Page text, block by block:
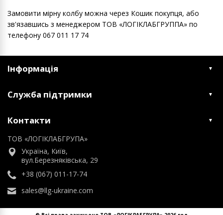
Замовити мірну колбу можна через Кошик покупця, або
зв'язавшись з менеджером ТОВ «ЛОГІКЛАБГРУППА» по
телефону 067 011 17 74
Інформація
Служба підтримки
Контакти
ТОВ «ЛОГІКЛАБГРУПА»
Україна, Київ,
вул.Березняківська, 29
+38 (067) 011-17-74
sales@llg-ukraine.com